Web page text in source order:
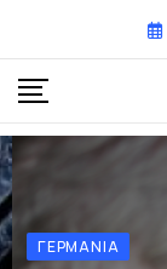
ΕΙΔΉΣΕΙΣ ΚΑΙ ΝΈΑ